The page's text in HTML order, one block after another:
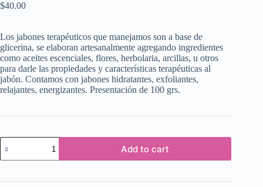
$40.00
Los jabones terapéuticos que manejamos son a base de
glicerina, se elaboran artesanalmente agregando ingredientes
como aceites escenciales, flores, herbolaria, arcillas, u otros
para darle las propiedades y características terapéuticas al
jabón. Contamos con jabones hidratantes, exfoliantes,
relajantes, energizantes. Presentación de 100 grs.
Jabón
Avena
y
quantity
Add to cart